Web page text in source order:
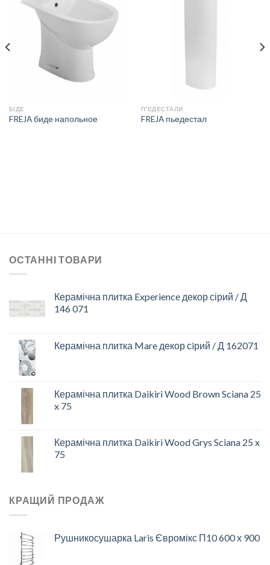
ДОДАТИ
ДО
БАЖАНЬ
БІДЕ
FREJA биде напольное
П'ЄДЕСТАЛИ
FREJA пьедестал
ОСТАННІ ТОВАРИ
Керамічна плитка Experience декор сірий / Д
146 071
Керамічна плитка Mare декор сiрий / Д 162071
Керамічна плитка Daikiri Wood Brown Sciana 25
x 75
Керамічна плитка Daikiri Wood Grys Sciana 25 x
75
КРАЩИЙ ПРОДАЖ
Рушникосушарка Laris Євромікс П10 600 х 900